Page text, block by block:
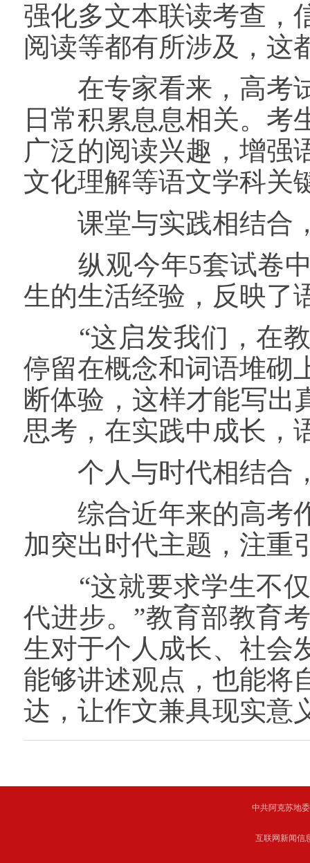
强化多文本联读考查，
阅读等都有所涉及，这
在专家看来，高考试
日常积累息息相关。考
广泛的阅读兴趣，增强
文化理解等语文学科关
课堂与实践相结合
纵观今年5套试卷中
生的生活经验，反映了
“这启发我们，在教
停留在概念和词语堆砌
断体验，这样才能写出
思考，在实践中成长，
个人与时代相结合
综合近年来的高考作
加突出时代主题，注重
“这就要求学生不仅
代进步。”教育部教育
生对于个人成长、社会
能够讲述观点，也能将
达，让作文兼具现实意
中共阿克苏地
互联网新闻